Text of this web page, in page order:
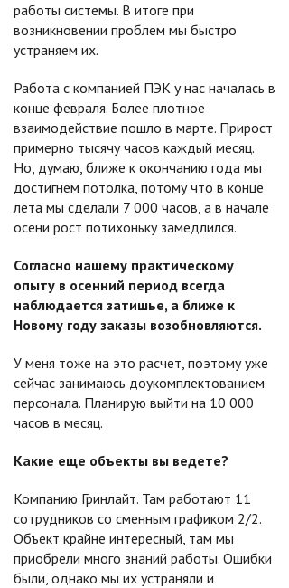
работы системы. В итоге при
возникновении проблем мы быстро
устраняем их.
Работа с компанией ПЭК у нас началась в
конце февраля. Более плотное
взаимодействие пошло в марте. Прирост
примерно тысячу часов каждый месяц.
Но, думаю, ближе к окончанию года мы
достигнем потолка, потому что в конце
лета мы сделали 7 000 часов, а в начале
осени рост потихоньку замедлился.
Согласно нашему практическому
опыту в осенний период всегда
наблюдается затишье, а ближе к
Новому году заказы возобновляются.
У меня тоже на это расчет, поэтому уже
сейчас занимаюсь доукомплектованием
персонала. Планирую выйти на 10 000
часов в месяц.
Какие еще объекты вы ведете?
Компанию Гринлайт. Там работают 11
сотрудников со сменным графиком 2/2.
Объект крайне интересный, там мы
приобрели много знаний работы. Ошибки
были, однако мы их устраняли и